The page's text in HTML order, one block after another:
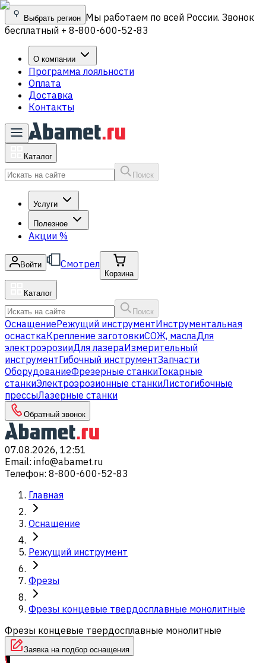
Выбрать регион Мы работаем по всей России. Звонок
бесплатный + 8-800-600-52-83
О компании
Программа лояльности
Оплата
Доставка
Контакты
Каталог
Поиск
Услуги
Полезное
Акции %
Войти Смотрел
Корзина
Каталог
Поиск
ОснащениеРежущий инструментИнструментальная
оснасткаКрепление заготовкиСОЖ, маслаДля
электроэрозииДля лазераИзмерительный
инструментГибочный инструментЗапчасти
ОборудованиеФрезерные станкиТокарные
станкиЭлектроэрозионные станкиЛистогибочные
прессыЛазерные станки
Обратный звонок
07.08.2026, 12:51
Email: info@abamet.ru
Телефон: 8-800-600-52-83
Главная
Оснащение
Режущий инструмент
Фрезы
Фрезы концевые твердосплавные монолитные
Фрезы концевые твердосплавные монолитные
Заявка на подбор оснащения